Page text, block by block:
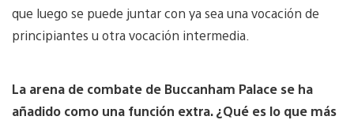
que luego se puede juntar con ya sea una vocación de
principiantes u otra vocación intermedia.
La arena de combate de Buccanham Palace se ha
añadido como una función extra. ¿Qué es lo que más